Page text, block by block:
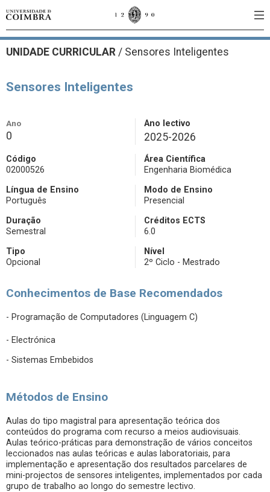
UNIDADE CURRICULAR / Sensores Inteligentes
Sensores Inteligentes
Ano
0
Ano lectivo
2025-2026
Código
02000526
Área Científica
Engenharia Biomédica
Língua de Ensino
Português
Modo de Ensino
Presencial
Duração
Semestral
Créditos ECTS
6.0
Tipo
Opcional
Nível
2º Ciclo - Mestrado
Conhecimentos de Base Recomendados
- Programação de Computadores (Linguagem C)
- Electrónica
- Sistemas Embebidos
Métodos de Ensino
Aulas do tipo magistral para apresentação teórica dos
conteúdos do programa com recurso a meios audiovisuais.
Aulas teórico-práticas para demonstração de vários conceitos
leccionados nas aulas teóricas e aulas laboratoriais, para
implementação e apresentação dos resultados parcelares de
mini-projectos de sensores inteligentes, implementados por cada
grupo de trabalho ao longo do semestre lectivo.